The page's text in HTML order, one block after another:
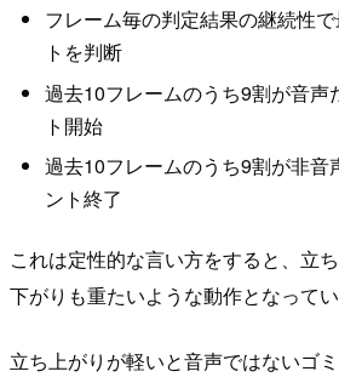
フレーム毎の判定結果の継続性
トを判断
過去10フレームのうち9割が音声
ト開始
過去10フレームのうち9割が非音
ント終了
これは定性的な言い方をすると、立
下がりも重たいような動作となってい
立ち上がりが軽いと音声ではないゴ